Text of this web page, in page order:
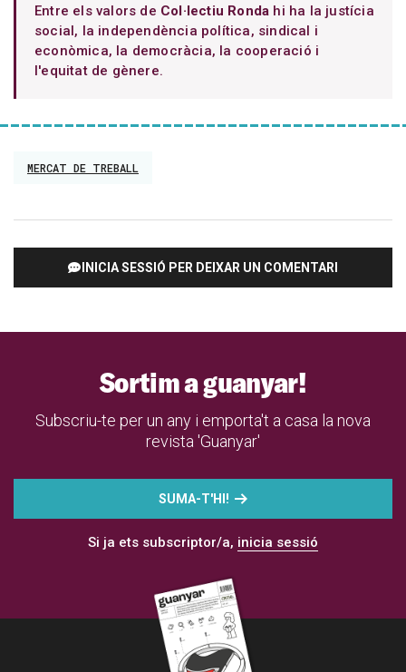
Entre els valors de Col·lectiu Ronda hi ha la justícia
social, la independència política, sindical i
econòmica, la democràcia, la cooperació i
l'equitat de gènere.
MERCAT DE TREBALL
INICIA SESSIÓ PER DEIXAR UN COMENTARI
Sortim a guanyar!
Subscriu-te per un any i emporta't a casa la nova
revista 'Guanyar'
SUMA-T'HI!
Si ja ets subscriptor/a, inicia sessió